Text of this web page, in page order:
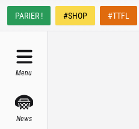
PARIER ! #SHOP #TTFL
Menu
News